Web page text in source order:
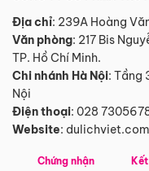
Địa chỉ: 239A Hoàng
Văn phòng: 217 Bis
TP. Hồ Chí Minh.
Chi nhánh Hà Nội: Tầng
Nội
Điện thoại: 028
Website:
Chứng nhận